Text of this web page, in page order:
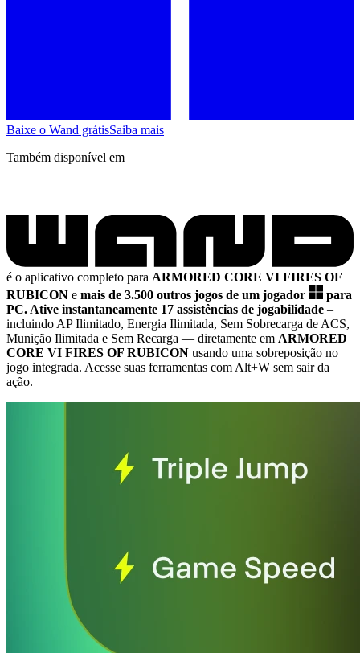
Baixe o Wand grátisSaiba mais
Também disponível em
é o aplicativo completo para ARMORED CORE VI FIRES OF
RUBICON e mais de 3.500 outros jogos de um jogador
para
PC. Ative instantaneamente 17 assistências de jogabilidade –
incluindo AP Ilimitado, Energia Ilimitada, Sem Sobrecarga de ACS,
Munição Ilimitada e Sem Recarga — diretamente em ARMORED
CORE VI FIRES OF RUBICON usando uma sobreposição no
jogo integrada. Acesse suas ferramentas com Alt+W sem sair da
ação.